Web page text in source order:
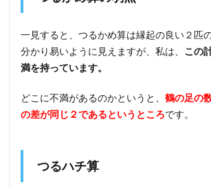
一見すると、つるかめ算は縁起の良い２匹
分かり易いように見えますが、私は、 この
満を持っています。
どこに不満があるのかというと、 鶴の足の
の差が同じ２であるというところです。
つるハチ算